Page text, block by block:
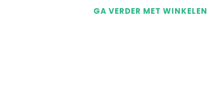
GA VERDER MET WINKELEN